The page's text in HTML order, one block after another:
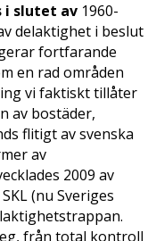
i slutet av 1960-
delaktighet i beslut
fortfarande
en rad områden
vi faktiskt tillåter
av bostäder,
flitigt av svenska
av
2009 av
(nu Sveriges
från total kontroll